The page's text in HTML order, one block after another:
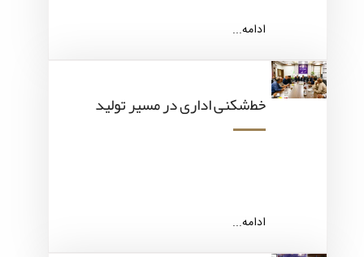
ادامه...
خط‌شکنی اداری در مسیر تولید
ادامه...